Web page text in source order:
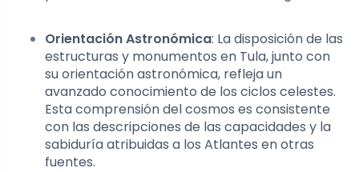
Orientación Astronómica: La disposición de las
estructuras y monumentos en Tula, junto con
su orientación astronómica, refleja un
avanzado conocimiento de los ciclos celestes.
Esta comprensión del cosmos es consistente
con las descripciones de las capacidades y la
sabiduría atribuidas a los Atlantes en otras
fuentes.